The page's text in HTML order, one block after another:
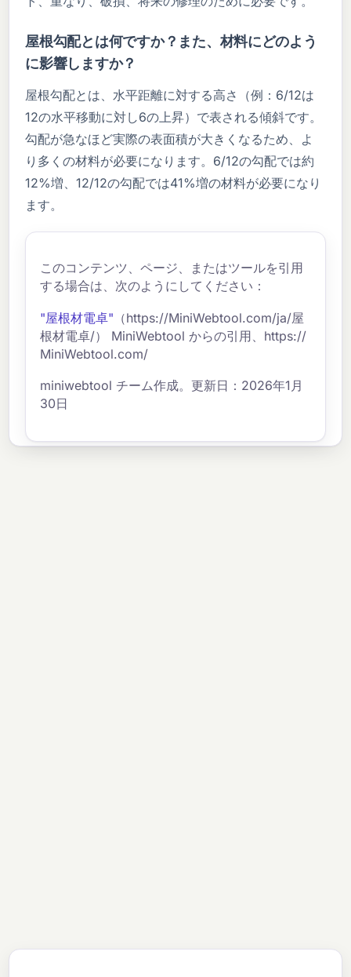
屋根勾配とは何ですか？また、材料にどのよう
に影響しますか？
屋根勾配とは、水平距離に対する高さ（例：6/12は
12の水平移動に対し6の上昇）で表される傾斜です。
勾配が急なほど実際の表面積が大きくなるため、よ
り多くの材料が必要になります。6/12の勾配では約
12%増、12/12の勾配では41%増の材料が必要になり
ます。
このコンテンツ、ページ、またはツールを引用
する場合は、次のようにしてください：
"屋根材電卓" （https://MiniWebtool.com/ja/屋
根材電卓/） MiniWebtool からの引用、https://
MiniWebtool.com/
miniwebtool チーム作成。更新日：2026年1月
30日